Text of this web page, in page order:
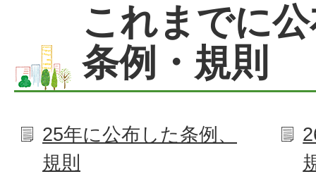
これまでに
条例・規則
25年に公布した条例、
規則